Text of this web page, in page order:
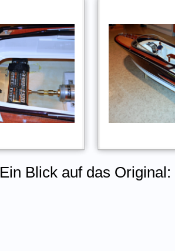
Ein Blick auf das Original: